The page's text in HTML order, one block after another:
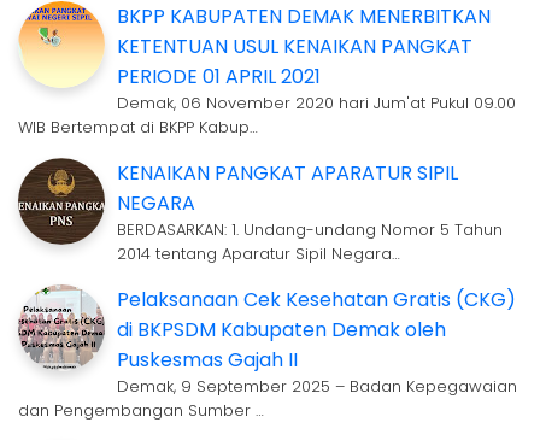
BKPP KABUPATEN DEMAK MENERBITKAN
KETENTUAN USUL KENAIKAN PANGKAT
PERIODE 01 APRIL 2021
Demak, 06 November 2020 hari Jum'at Pukul 09.00
WIB Bertempat di BKPP Kabup…
KENAIKAN PANGKAT APARATUR SIPIL
NEGARA
BERDASARKAN: 1. Undang-undang Nomor 5 Tahun
2014 tentang Aparatur Sipil Negara…
Pelaksanaan Cek Kesehatan Gratis (CKG)
di BKPSDM Kabupaten Demak oleh
Puskesmas Gajah II
Demak, 9 September 2025 – Badan Kepegawaian
dan Pengembangan Sumber …